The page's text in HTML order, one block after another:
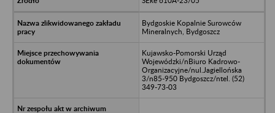
Bydgoskie Kopalnie Surowców
Mineralnych, Bydgoszcz
Kujawsko-Pomorski Urząd
Wojewódzki/nBiuro Kadrowo-
Organizacyjne/nul.Jagiellońska
3/n85-950 Bydgoszcz/ntel. (52)
349-73-03